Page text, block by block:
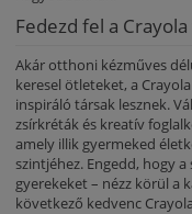
Fedezd fel a
Akár otthoni kézműves
keresel ötleteket, a
inspiráló társak lesznek.
zsírkréták és kreatív
amely illik gyermeked
szintjéhez. Engedd, hogy
gyerekeket – nézz körül a
következő kedvenc